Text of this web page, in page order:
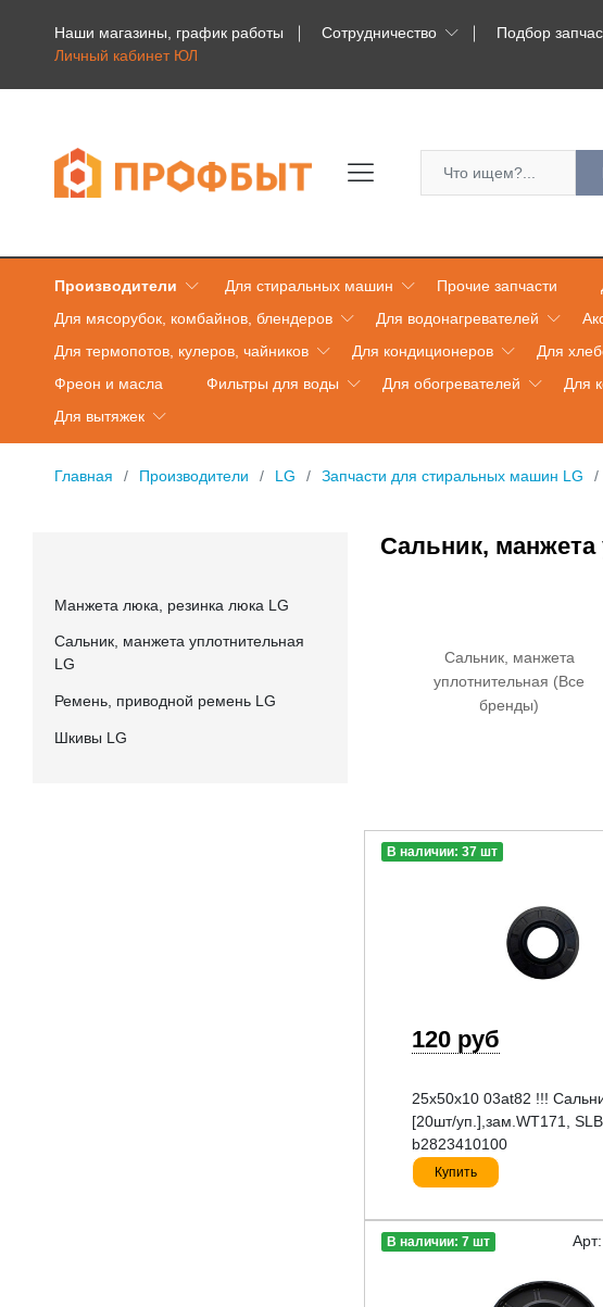
Наши магазины, график работы Сотрудничество
Подбор
Личный кабинет ЮЛ
Производители Для стиральных машин Прочие запчасти
Для мясорубок, комбайнов, блендеров
Для водонагревателей
Для термопотов, кулеров, чайников
Для кондиционеров Для
Фреон и масла
Фильтры для воды Для обогревателей Для
Для вытяжек
Главная Производители LG Запчасти для стиральных машин LG
Манжета люка, резинка люка LG
Сальник, манжета уплотнительная
LG
Ремень, приводной ремень LG
Шкивы LG
Сальник, манжета
Сальник, манжета
уплотнительная (Все
бренды)
В наличии: 37 шт
120 руб
25x50x10 03at82 !!!
[20шт/уп.],зам.WT171,
b2823410100
Купить
В наличии: 7 шт